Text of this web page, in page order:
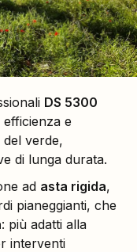
DS 5300
e
verde,
di lunga durata.
ad asta rigida,
pianeggianti, che
: più adatti alla
interventi